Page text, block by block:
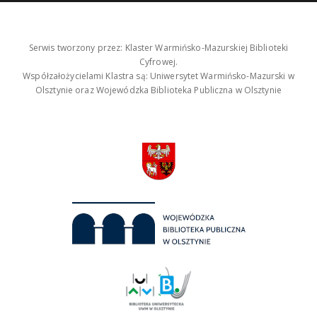
Serwis tworzony przez: Klaster Warmińsko-Mazurskiej Biblioteki
Cyfrowej.
Współzałożycielami Klastra są: Uniwersytet Warmińsko-Mazurski w
Olsztynie oraz Wojewódzka Biblioteka Publiczna w Olsztynie